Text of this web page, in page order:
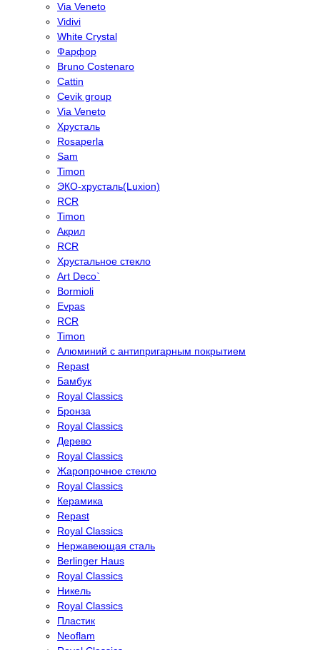
Via Veneto
Vidivi
White Crystal
Фарфор
Bruno Costenaro
Cattin
Cevik group
Via Veneto
Хрусталь
Rosaperla
Sam
Timon
ЭКО-хрусталь(Luxion)
RCR
Timon
Акрил
RCR
Хрустальное стекло
Art Deco`
Bormioli
Evpas
RCR
Timon
Алюминий с антипригарным покрытием
Repast
Бамбук
Royal Classics
Бронза
Royal Classics
Дерево
Royal Classics
Жаропрочное стекло
Royal Classics
Керамика
Repast
Royal Classics
Нержавеющая сталь
Berlinger Haus
Royal Classics
Никель
Royal Classics
Пластик
Neoflam